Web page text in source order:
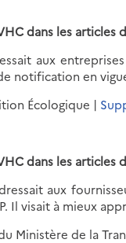
dans les articles
aux
notification en
Écologique |
dans les articles
aux
Il visait à mieux
Ministère de la